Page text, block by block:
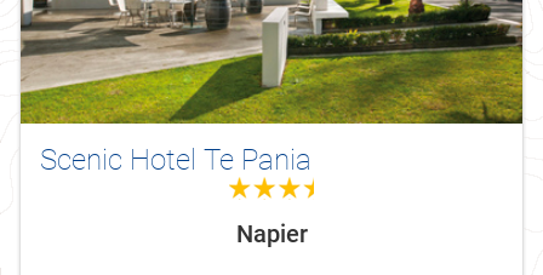
Scenic Hotel Te Pania
3.5
Napier